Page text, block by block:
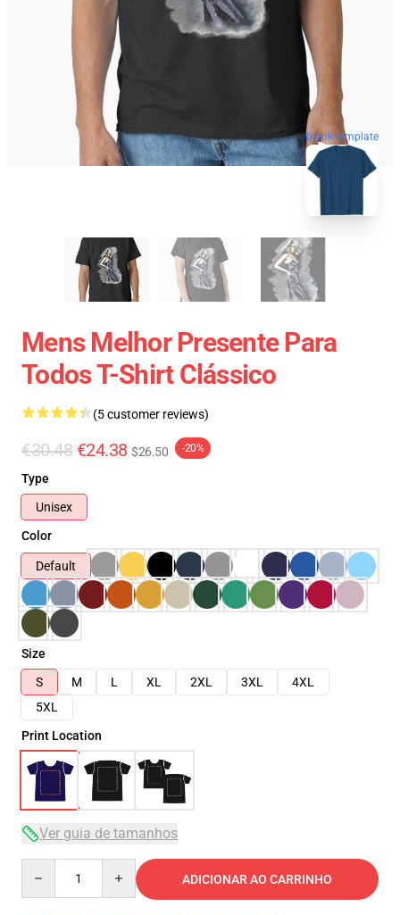
blank template
Mens Melhor Presente Para
Todos T-Shirt Clássico
(5 customer reviews)
€30.48 €24.38 $26.50 -20%
Type
Unisex
Color
Default
Size
S
M L XL 2XL 3XL
4XL
5XL
Print Location
Ver guia de tamanhos
ADICIONAR AO CARRINHO